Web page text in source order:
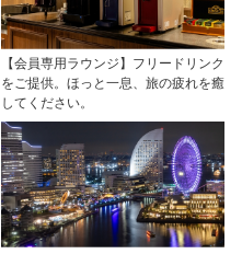
【会員専用ラウンジ】フリードリンク
をご提供。ほっと一息、旅の疲れを癒
してください。